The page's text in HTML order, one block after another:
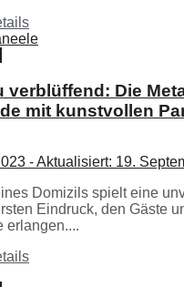
verblüffend: Die
mit kunstvollen
- Aktualisiert: 19.
Domizils spielt eine
Eindruck, den Gäste
erlangen....